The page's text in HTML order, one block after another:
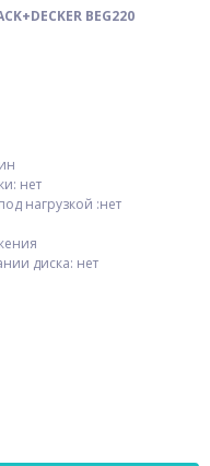
BEG220
нет
нагрузкой :нет
диска: нет